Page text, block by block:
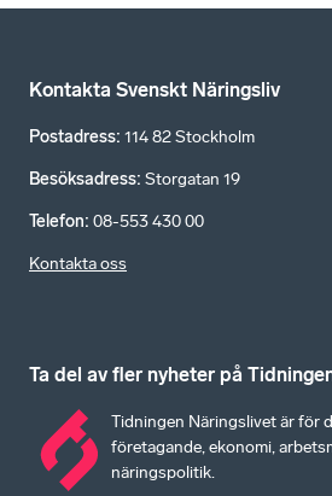
Kontakta Svenskt Näringsliv
Postadress: 114 82 Stockholm
Besöksadress: Storgatan 19
Telefon: 08-553 430 00
Kontakta oss
Ta del av fler nyheter på
Tidningen Näringslivet är för
företagande, ekonomi,
näringspolitik.